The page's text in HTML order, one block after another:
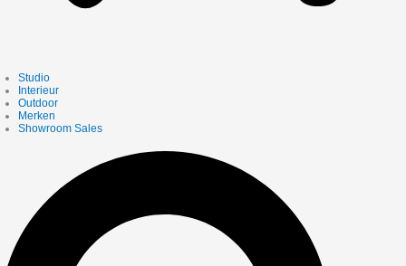
Studio
Interieur
Outdoor
Merken
Showroom Sales